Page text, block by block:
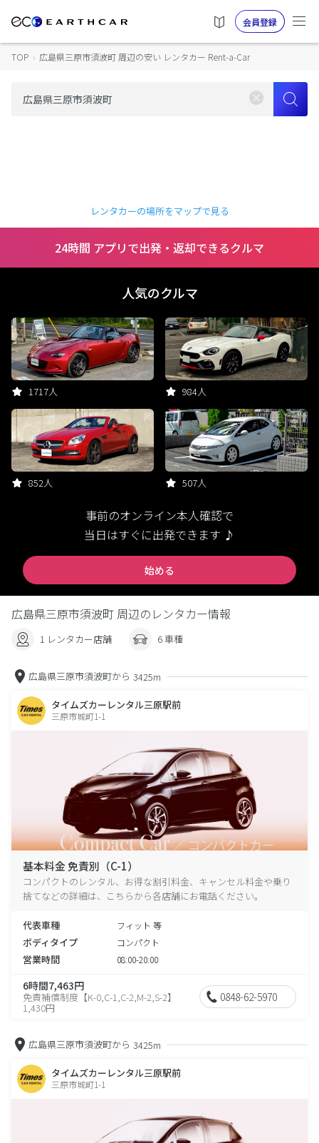
会員登録
TOP › 広島県三原市須波町 周辺の安い レンタカー Rent-a-Car
レンタカーの場所をマップで見る
24時間 アプリで出発・返却できるクルマ
人気のクルマ
1717人 984人
852人 507人
事前のオンライン本人確認で
当日はすぐに出発できます ♪
始める
広島県三原市須波町 周辺のレンタカー情報
1 レンタカー店舗 6 車種
広島県三原市須波町から 3425m
タイムズカーレンタル三原駅前
三原市城町1-1
基本料金 免責別（C-1）
コンパクトのレンタル、お得な割引料金、キャンセル料金や乗り
捨てなどの詳細は、こちらから各店舗にお電話ください。
代表車種 フィット 等
ボディタイプ コンパクト
営業時間 08:00-20:00
6時間7,463円
免責補償制度【K-0,C-1,C-2,M-2,S-2】
1,430円
0848-62-5970
広島県三原市須波町から 3425m
タイムズカーレンタル三原駅前
三原市城町1-1